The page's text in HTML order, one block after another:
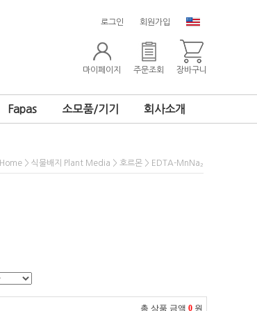
로그인 회원가입
마이페이지 주문조회 장바구니
Fapas 소모품/기기 회사소개
Home > 식물배지 Plant Media > 호르몬 > EDTA-MnNa₂
총 상품 금액 0 원